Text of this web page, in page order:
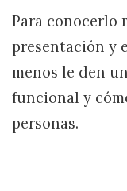
Para conocerlo
presentación y
menos le den
funcional y
personas.